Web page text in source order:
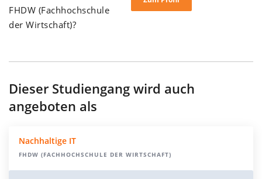
FHDW (Fachhochschule
der Wirtschaft)?
Dieser Studiengang wird auch
angeboten als
Nachhaltige IT
FHDW (FACHHOCHSCHULE DER WIRTSCHAFT)